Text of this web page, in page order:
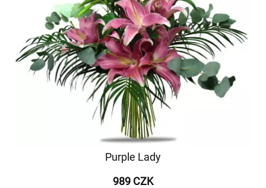
Purple Lady
989 CZK